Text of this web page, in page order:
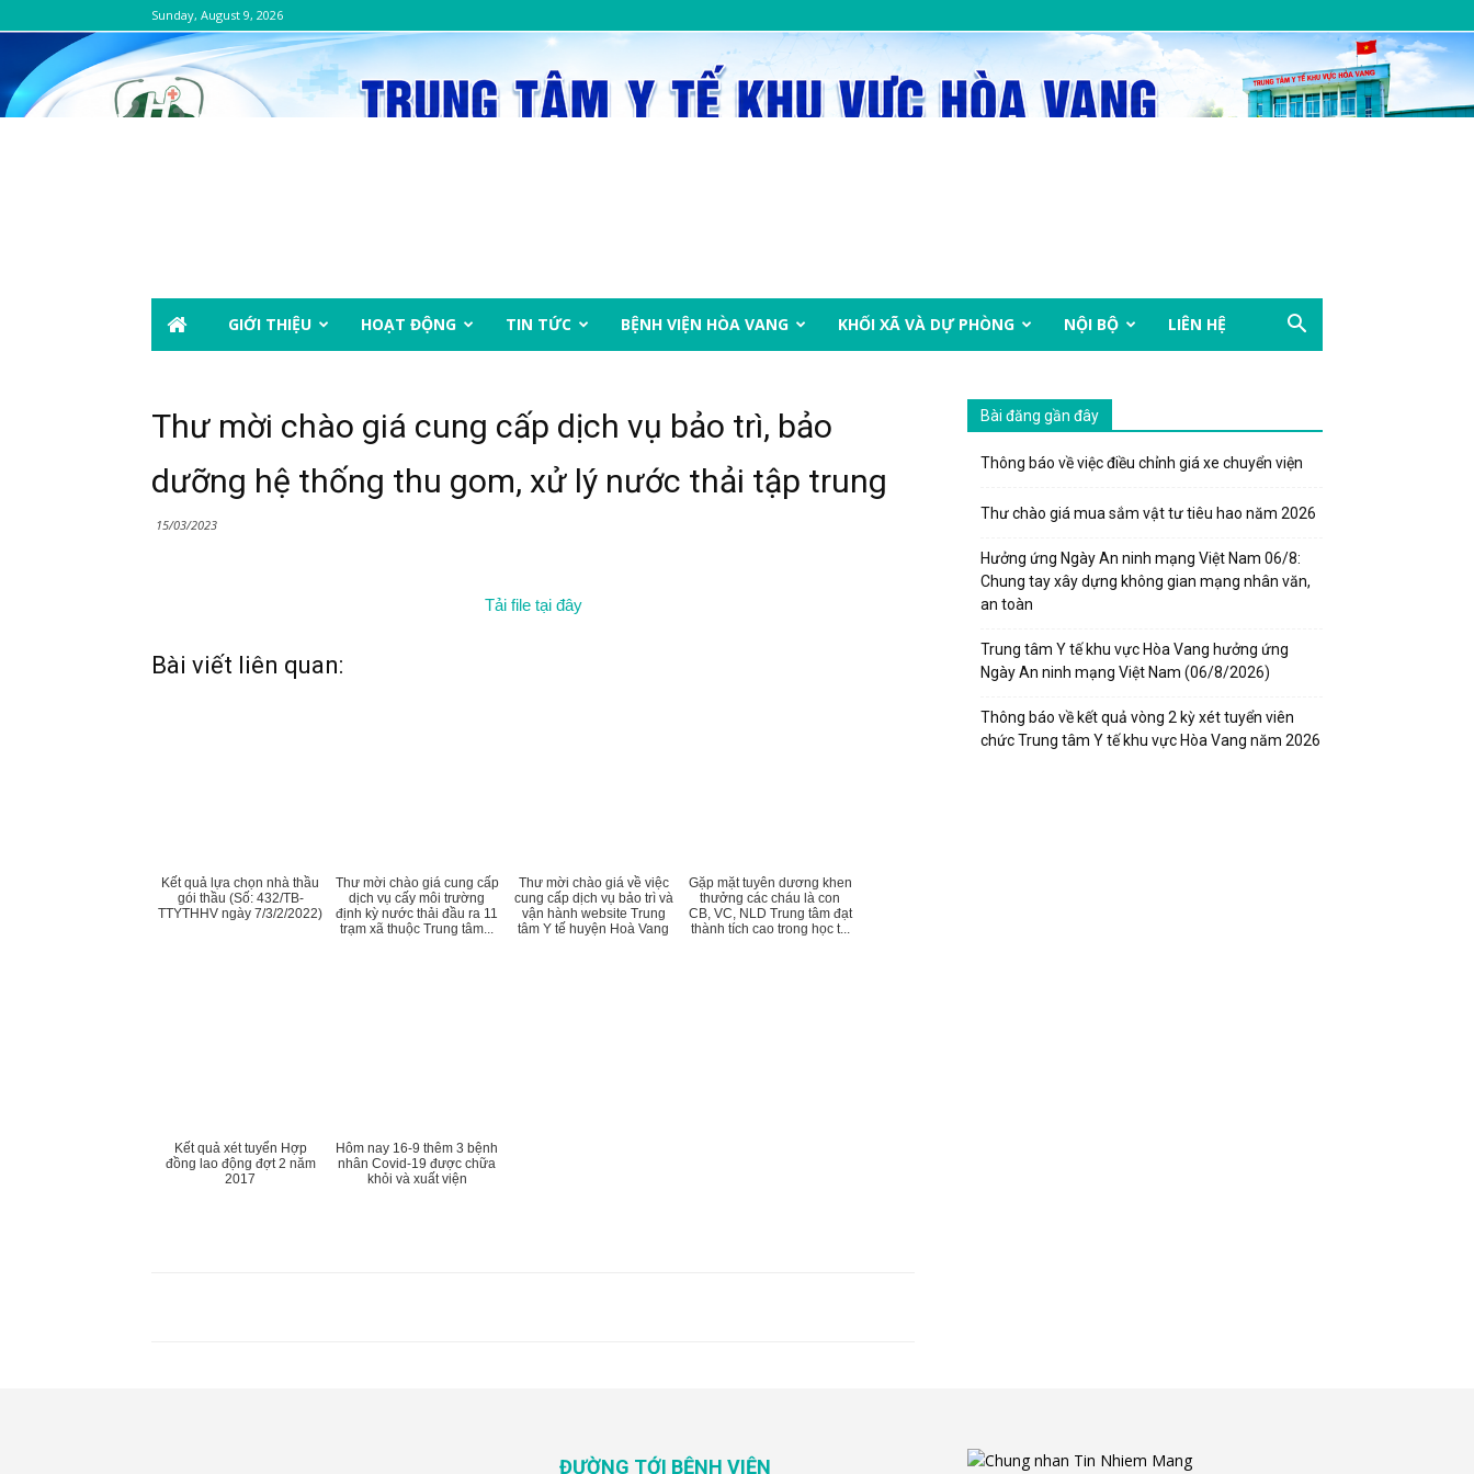
Sunday, August 9, 2026
GIỚI THIỆU HOẠT ĐỘNG TIN TỨC BỆNH VIỆN HÒA VANG KHỐI XÃ VÀ DỰ PHÒNG NỘI BỘ LIÊN HỆ
Thư mời chào giá cung cấp dịch vụ bảo trì, bảo
dưỡng hệ thống thu gom, xử lý nước thải tập trung
15/03/2023
Tải file tại đây
Bài viết liên quan:
Kết quả lựa chọn nhà thầu
gói thầu (Số: 432/TB-
TTYTHHV ngày 7/3/2/2022)
Thư mời chào giá cung cấp
dịch vụ cấy môi trường
định kỳ nước thải đầu ra 11
trạm xã thuộc Trung tâm...
Thư mời chào giá về việc
cung cấp dịch vụ bảo trì và
vận hành website Trung
tâm Y tế huyện Hoà Vang
Gặp mặt tuyên dương khen
thưởng các cháu là con
CB, VC, NLD Trung tâm đạt
thành tích cao trong học t...
Kết quả xét tuyển Hợp
đồng lao động đợt 2 năm
2017
Hôm nay 16-9 thêm 3 bệnh
nhân Covid-19 được chữa
khỏi và xuất viện
Bài đăng gần đây
Thông báo về việc điều chỉnh giá xe chuyển viện
Thư chào giá mua sắm vật tư tiêu hao năm 2026
Hưởng ứng Ngày An ninh mạng Việt Nam 06/8:
Chung tay xây dựng không gian mạng nhân văn,
an toàn
Trung tâm Y tế khu vực Hòa Vang hưởng ứng
Ngày An ninh mạng Việt Nam (06/8/2026)
Thông báo về kết quả vòng 2 kỳ xét tuyển viên
chức Trung tâm Y tế khu vực Hòa Vang năm 2026
ĐƯỜNG TỚI BỆNH VIỆN